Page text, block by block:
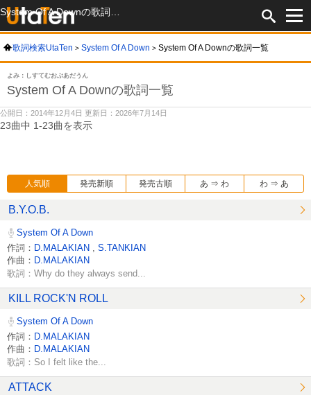
歌詞検索UtaTen System Of A Down System Of A Downの歌詞一覧
よみ：しすてむおぶあだうん
System Of A Downの歌詞一覧
公開日：2014年12月4日 更新日：2026年7月14日
23曲中 1-23曲を表示
人気順 発売新順 発売古順 あ ⇒ わ わ ⇒ あ
B.Y.O.B.
System Of A Down
作詞： D.MALAKIAN
S.TANKIAN
作曲： D.MALAKIAN
歌詞：Why do they always send...
KILL ROCK'N ROLL
System Of A Down
作詞： D.MALAKIAN
作曲： D.MALAKIAN
歌詞：So I felt like the...
ATTACK